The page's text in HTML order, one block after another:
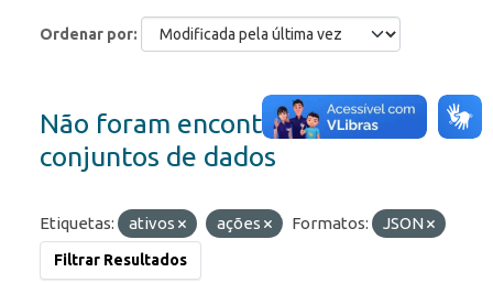
Ordenar por
Não foram encontrados
conjuntos de dados
Etiquetas: ativos ações Formatos: JSON
Filtrar Resultados